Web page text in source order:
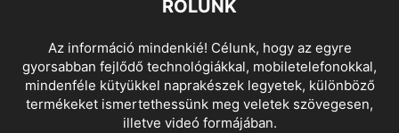
RÓLUNK
Az információ mindenkié! Célunk, hogy az egyre
gyorsabban fejlődő technológiákkal, mobiletelefonokkal,
mindenféle kütyükkel naprakészek legyetek, különböző
termékeket ismertethessünk meg veletek szövegesen,
illetve videó formájában.